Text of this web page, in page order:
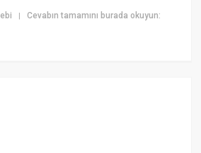
|Cevabın tamamını burada okuyun: